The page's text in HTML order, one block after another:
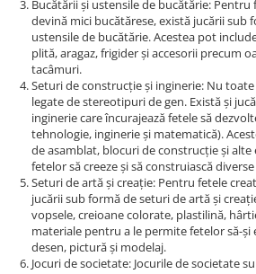
Bucătării și ustensile de bucătărie: Pentru
devină mici bucătărese, există jucării sub
ustensile de bucătărie. Acestea pot
plită, aragaz, frigider și accesorii precum
tacâmuri.
Seturi de construcție și inginerie: Nu
legate de stereotipuri de gen. Există și
inginerie care încurajează fetele să
tehnologie, inginerie și matematică).
de asamblat, blocuri de construcție și
fetelor să creeze și să construiască
Seturi de artă și creație: Pentru fetele
jucării sub formă de seturi de artă și
vopsele, creioane colorate, plastilină,
materiale pentru a le permite fetelor să-
desen, pictură și modelaj.
Jocuri de societate: Jocurile de societate